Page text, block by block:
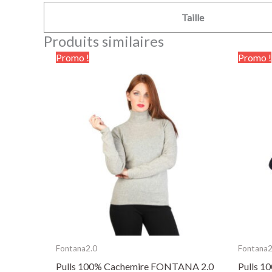
Taille
Produits similaires
Promo !
Fontana2.0
Pulls 100% Cachemire FONTANA 2.0
Le
prix
actuel
est :
89.90€.
produit
a
plusieurs
variations.
options
peuvent
choisies
la
Promo !
Pulls